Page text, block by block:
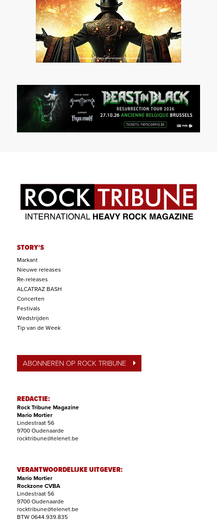
STORY'S
Markant
Nieuwe releases
Re-releases
ALCATRAZ BASH
Concerten
Festivals
Wedstrijden
Tip van de Week
ABONNEREN OP ROCK TRIBUNE
REDACTIE:
Rock Tribune Magazine
Mario Mortier
Lindestraat 56
9700 Oudenaarde
rocktribune@telenet.be
VERANTWOORDELIJKE UITGEVER:
Mario Mortier
Rockzone CVBA
Lindestraat 56
9700 Oudenaarde
rocktribune@telenet.be
BTW 0644.939.835